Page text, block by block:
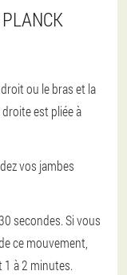
ou le bras et la
est pliée à
vos jambes
secondes. Si vous
ce mouvement,
à 2 minutes.